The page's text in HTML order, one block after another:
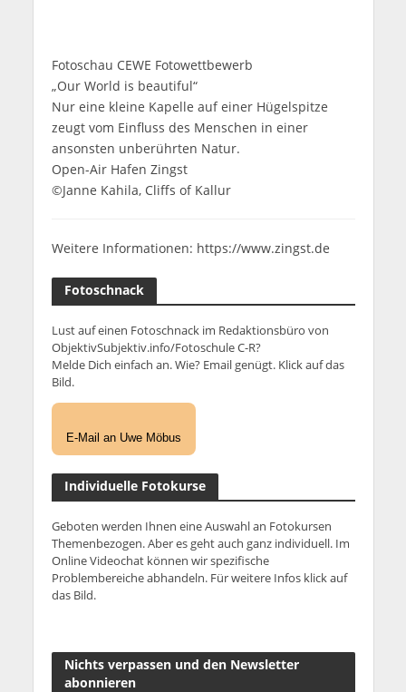
Fotoschau CEWE Fotowettbewerb
„Our World is beautiful“
Nur eine kleine Kapelle auf einer Hügelspitze
zeugt vom Einfluss des Menschen in einer
ansonsten unberührten Natur.
Open-Air Hafen Zingst
©Janne Kahila, Cliffs of Kallur
Weitere Informationen: https://www.zingst.de
Fotoschnack
Lust auf einen Fotoschnack im Redaktionsbüro von
ObjektivSubjektiv.info/Fotoschule C-R?
Melde Dich einfach an. Wie? Email genügt. Klick auf das
Bild.
E-Mail an Uwe Möbus
Individuelle Fotokurse
Geboten werden Ihnen eine Auswahl an Fotokursen
Themenbezogen. Aber es geht auch ganz individuell. Im
Online Videochat können wir spezifische
Problembereiche abhandeln. Für weitere Infos klick auf
das Bild.
Nichts verpassen und den Newsletter
abonnieren